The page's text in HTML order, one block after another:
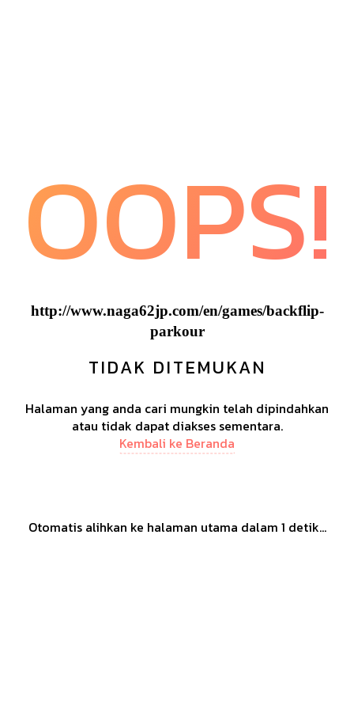
OOPS!
http://www.naga62jp.com/en/games/backflip-
parkour
TIDAK DITEMUKAN
Halaman yang anda cari mungkin telah dipindahkan
atau tidak dapat diakses sementara.
Kembali ke Beranda
Otomatis alihkan ke halaman utama dalam 1 detik...